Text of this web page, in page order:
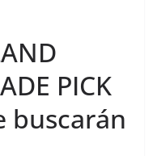
PICK
buscarán